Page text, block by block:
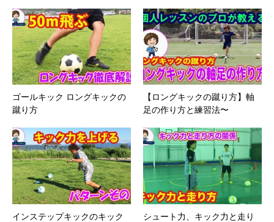
ゴールキック ロングキックの
蹴り方
【ロングキックの蹴り方】軸
足の作り方と練習法〜
インステップキックのキック
シュート力、キック力と走り